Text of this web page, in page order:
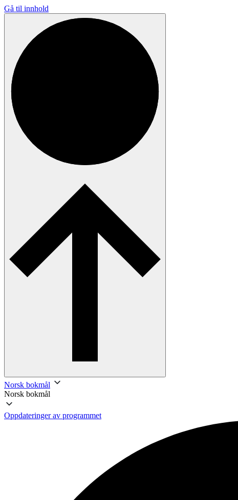
Gå til innhold
Norsk bokmål
Norsk bokmål
Oppdateringer av programmet